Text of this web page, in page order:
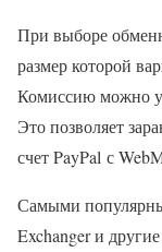
При выборе
размер которой
Комиссию можно
Это позволяет
счет PayPal с
Самыми
Exchanger и